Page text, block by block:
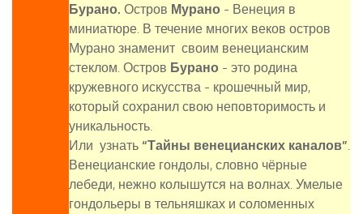
Бурано. Остров Мурано - Венеция в
миниатюре. В течение многих веков остров
Мурано знаменит своим венецианским
стеклом. Остров Бурано - это родина
кружевного искусства - крошечный мир,
который сохранил свою неповторимость и
уникальность.
Или узнать “Тайны венецианских каналов”.
Венецианские гондолы, словно чёрные
лебеди, нежно колышутся на волнах. Умелые
гондольеры в тельняшках и соломенных